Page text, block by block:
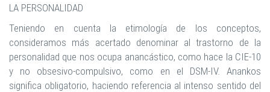
LA PERSONALIDAD
Teniendo en cuenta la etimología de los conceptos,
consideramos más acertado denominar al trastorno de la
personalidad que nos ocupa anancástico, como hace la CIE-10
y no obsesivo-compulsivo, como en el DSM-IV. Anankos
significa obligatorio, haciendo referencia al intenso sentido del